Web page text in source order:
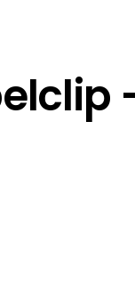
bis hin zu
hin zu